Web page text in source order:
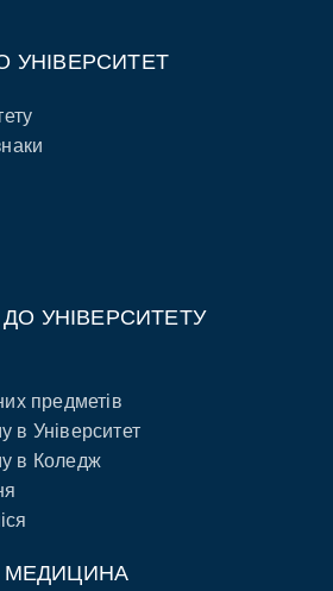
УНІВЕРСИТЕТ
УНІВЕРСИТЕТУ
предметів
в Університет
в Коледж
МЕДИЦИНА